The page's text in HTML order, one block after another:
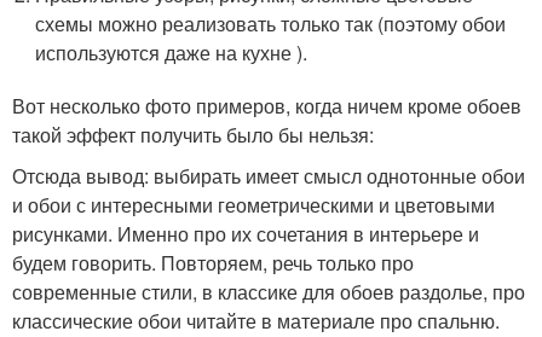
схемы можно реализовать только так (поэтому обои
используются даже на кухне ).
Вот несколько фото примеров, когда ничем кроме обоев
такой эффект получить было бы нельзя:
Отсюда вывод: выбирать имеет смысл однотонные обои
и обои с интересными геометрическими и цветовыми
рисунками. Именно про их сочетания в интерьере и
будем говорить. Повторяем, речь только про
современные стили, в классике для обоев раздолье, про
классические обои читайте в материале про спальню.